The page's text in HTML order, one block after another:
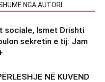
NGA AUTORI
sociale, Ismet Drishti
sekretin e tij: Jam
NË KUVEND